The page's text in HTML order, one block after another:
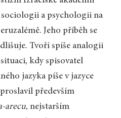
sociologii a psychologii na
Jeho příběh se
Tvoří spíše analogii
kdy spisovatel
jazyka píše v jazyce
především
arecu, nejstarším